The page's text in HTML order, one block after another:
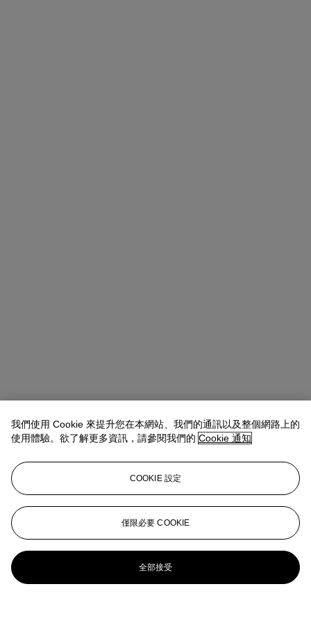
我們使用 Cookie 來提升您在本網站、我們的通訊以及整個網路上的
使用體驗。欲了解更多資訊，請參閱我們的 Cookie 通知
COOKIE 設定
僅限必要 COOKIE
全部接受